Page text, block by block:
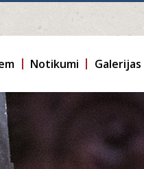
Notikumi Galerijas